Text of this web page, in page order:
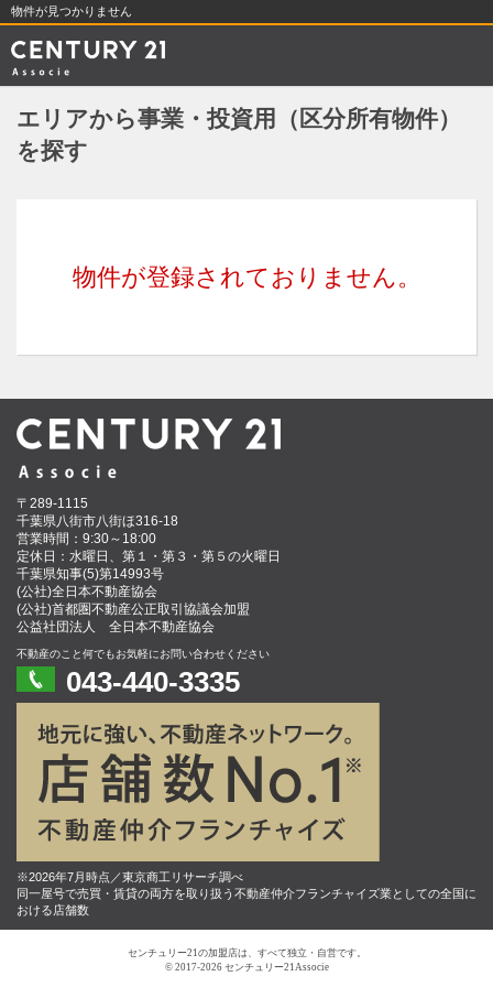
物件が見つかりません
エリアから事業・投資用（区分所有物件）
を探す
物件が登録されておりません。
〒289-1115
千葉県八街市八街ほ316-18
営業時間：9:30～18:00
定休日：水曜日、第１・第３・第５の火曜日
千葉県知事(5)第14993号
(公社)全日本不動産協会
(公社)首都圏不動産公正取引協議会加盟
公益社団法人 全日本不動産協会
不動産のこと何でもお気軽にお問い合わせください
043-440-3335
※2026年7月時点／東京商工リサーチ調べ
同一屋号で売買・賃貸の両方を取り扱う不動産仲介フランチャイズ業としての全国に
おける店舗数
センチュリー21の加盟店は、すべて独立・自営です。
© 2017-2026 センチュリー21Associe